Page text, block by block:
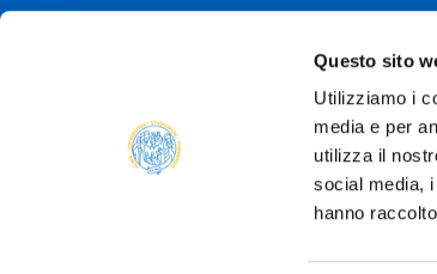
Questo sito
Utilizziamo i
media e per
utilizza il
social media,
hanno